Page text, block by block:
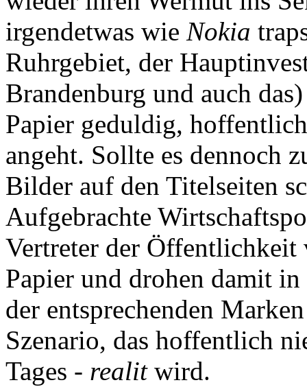
irgendetwas wie Nokia
Ruhrgebiet, der
Brandenburg und auch
Papier geduldig,
angeht. Sollte es dennoch
Bilder auf den Titelseiten
Aufgebrachte
Vertreter der Öffentlichkeit
Papier und drohen damit
der entsprechenden
Szenario, das hoffentlich
Tages - realitwird.